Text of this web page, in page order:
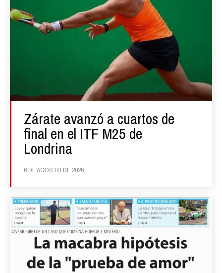
Zárate avanzó a cuartos de
final en el ITF M25 de
Londrina
6 DE AGOSTO DE 2026